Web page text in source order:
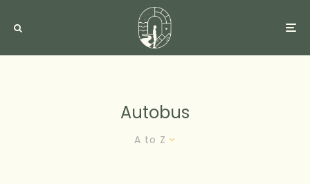
Autobus
A to Z